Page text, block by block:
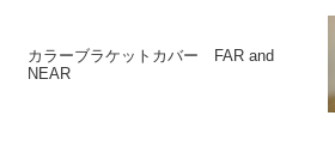
カラーブラケットカバー FAR and
NEAR